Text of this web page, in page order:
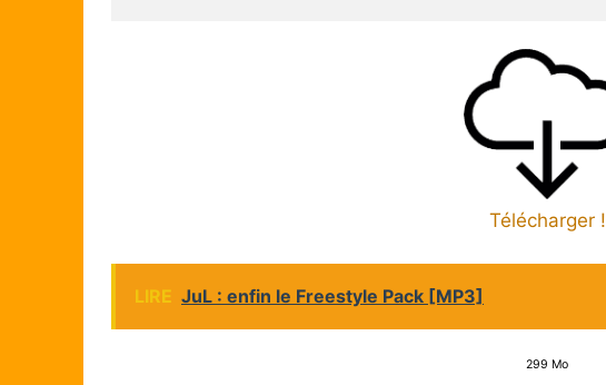
Télécharger !
LIRE JuL : enfin le Freestyle Pack [MP3]
299 Mo